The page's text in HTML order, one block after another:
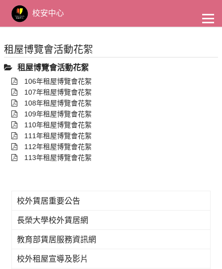
主
要
容
校安中心
租屋博覽會活動花絮
租屋博覽會活動花絮
106年租屋博覽會花絮
107年租屋博覽會花絮
108年租屋博覽會花絮
109年租屋博覽會花絮
110年租屋博覽會花絮
111年租屋博覽會花絮
112年租屋博覽會花絮
113年租屋博覽會花絮
校外賃居重要公告
長榮大學校外賃居網
教育部賃居服務資訊網
校外租屋宣導及影片